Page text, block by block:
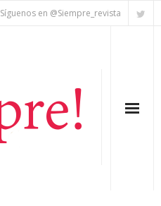
Síguenos en @Siempre_revista